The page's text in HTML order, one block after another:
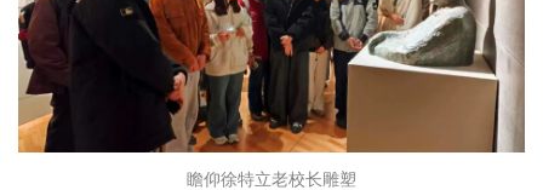
瞻仰徐特立老校长雕塑